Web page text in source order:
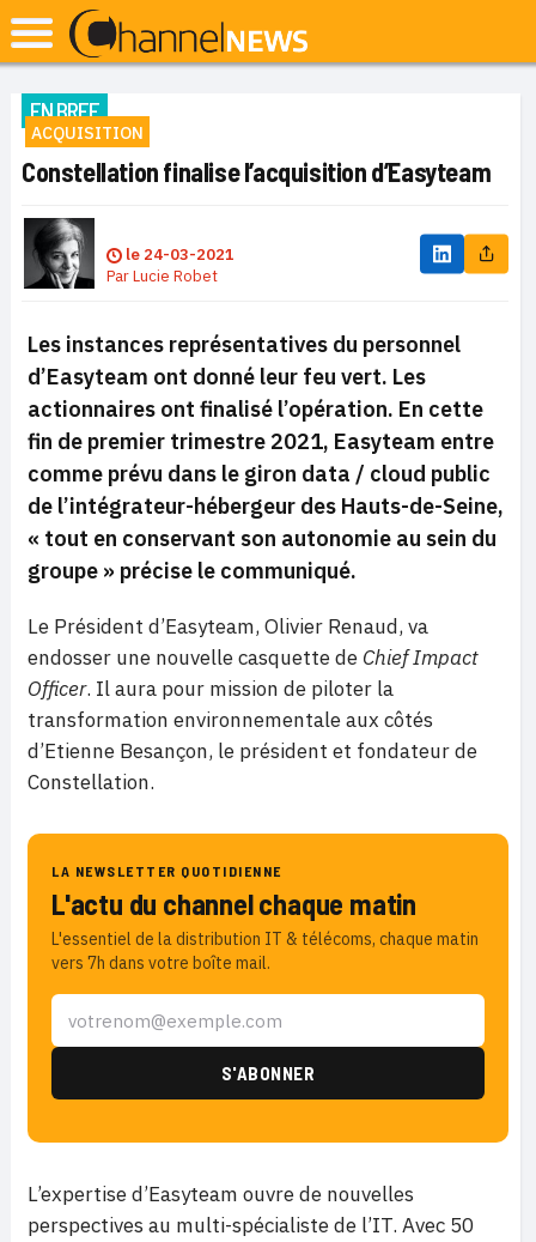
EN BREF
ACQUISITION
Constellation finalise l’acquisition d’Easyteam
le 24-03-2021
ParLucie Robet
Les instances représentatives du personnel
d’Easyteam ont donné leur feu vert. Les
actionnaires ont finalisé l’opération. En cette
fin de premier trimestre 2021, Easyteam entre
comme prévu dans le giron data / cloud public
de l’intégrateur-hébergeur des Hauts-de-Seine,
« tout en conservant son autonomie au sein du
groupe » précise le communiqué.
Le Président d’Easyteam, Olivier Renaud, va
endosser une nouvelle casquette de Chief Impact
Officer. Il aura pour mission de piloter la
transformation environnementale aux côtés
d’Etienne Besançon, le président et fondateur de
Constellation.
LA NEWSLETTER QUOTIDIENNE
L'actu du channel chaque matin
L'essentiel de la distribution IT & télécoms, chaque matin
vers 7h dans votre boîte mail.
L’expertise d’Easyteam ouvre de nouvelles
perspectives au multi-spécialiste de l’IT. Avec 50